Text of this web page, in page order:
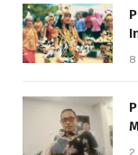
8
2